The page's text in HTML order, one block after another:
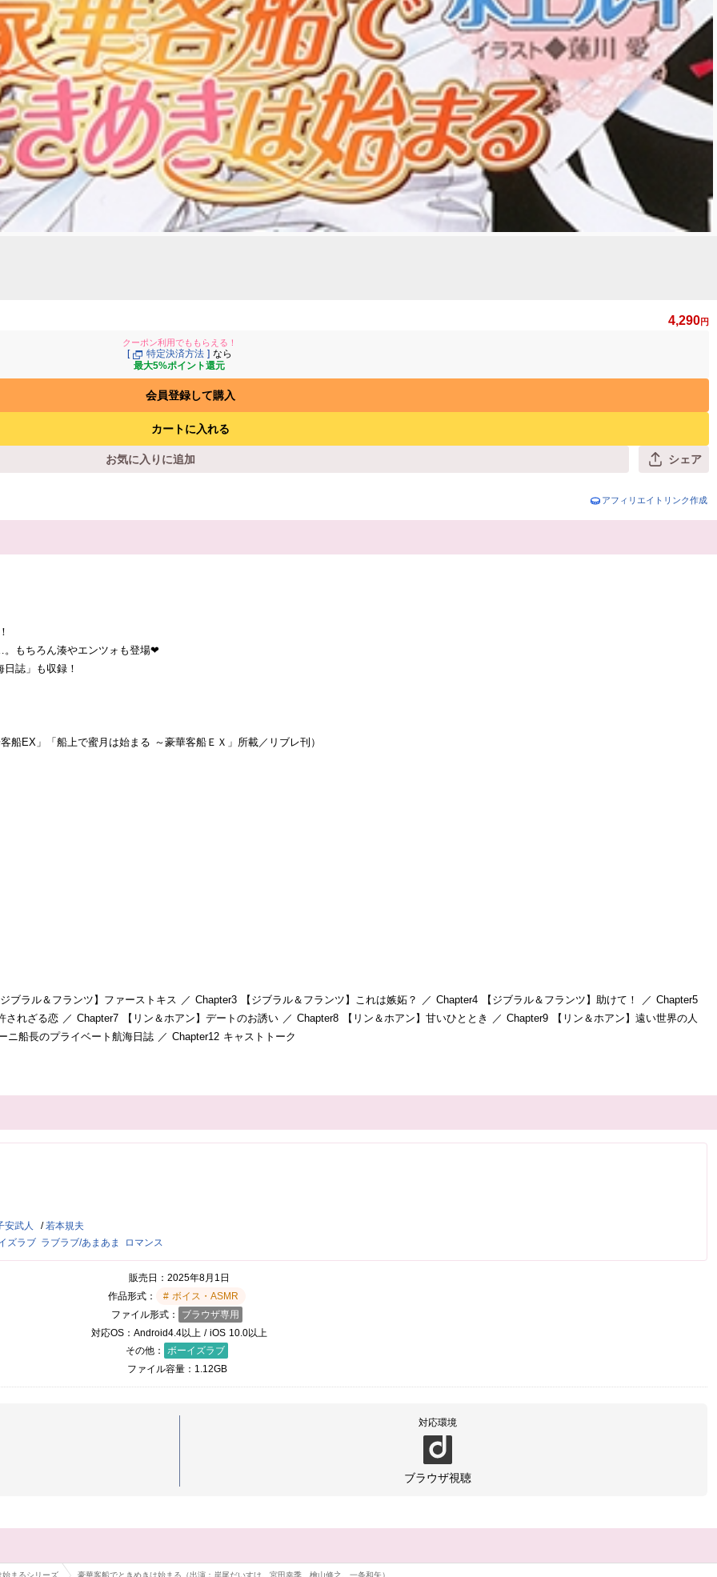
4,290円
クーポン利用でももらえる！
[ 特定決済方法] なら
最大5%ポイント還元
会員登録して購入
カートに入れる
お気に入りに追加 シェア
アフィリエイトリンク作成
。もちろん湊やエンツォも登場❤
誌」も収録！
EX」「船上で蜜月は始まる ～豪華客船ＥＸ」所載／リブレ刊）
ブラル＆フランツ】ファーストキス ／ Chapter3 【ジブラル＆フランツ】これは嫉妬？ ／ Chapter4 【ジブラル＆フランツ】助けて！ ／ Chapter5
れざる恋 ／ Chapter7 【リン＆ホアン】デートのお誘い ／ Chapter8 【リン＆ホアン】甘いひととき ／ Chapter9 【リン＆ホアン】遠い世界の人
船長のプライベート航海日誌 ／ Chapter12 キャストトーク
安武人
若本規夫
ズラブ ラブラブ/あまあま ロマンス
販売日
2025年8月1日
作品形式
ボイス・ASMR
ファイル形式
ブラウザ専用
対応OS
Android4.4以上 / iOS 10.0以上
その他
ボーイズラブ
ファイル容量
1.12GB
対応環境
ブラウザ視聴
始まるシリーズ 豪華客船でときめきは始まる（出演：岸尾だいすけ、宮田幸季、檜山修之、一条和矢）